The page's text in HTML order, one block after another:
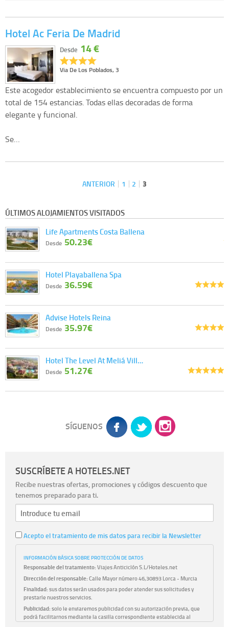
Hotel Ac Feria De Madrid
Via De Los Poblados, 3
Desde 14 €
Este acogedor establecimiento se encuentra compuesto por un
total de 154 estancias. Todas ellas decoradas de forma
elegante y funcional.
Se…
ANTERIOR 1 2 3
ÚLTIMOS ALOJAMIENTOS VISITADOS
Life Apartments Costa Ballena
Desde 50.23€
Hotel Playaballena Spa
Desde 36.59€
Advise Hotels Reina
Desde 35.97€
Hotel The Level At Meliá Vill…
Desde 51.27€
SÍGUENOS
SUSCRÍBETE A HOTELES.NET
Recibe nuestras ofertas, promociones y códigos descuento que
tenemos preparado para ti.
Acepto el tratamiento de mis datos para recibir la Newsletter
INFORMACIÓN BÁSICA SOBRE PROTECCIÓN DE DATOS
Responsable del tratamiento:Viajes Anticiclón S.L/Hoteles.net
Dirección del responsable:Calle Mayor número 46,30893 Lorca - Murcia
Finalidad:sus datos serán usados para poder atender sus solicitudes y
prestarle nuestros servicios.
Publicidad:solo le enviaremos publicidad con su autorización previa, que
podrá facilitarnos mediante la casilla correspondiente establecida al